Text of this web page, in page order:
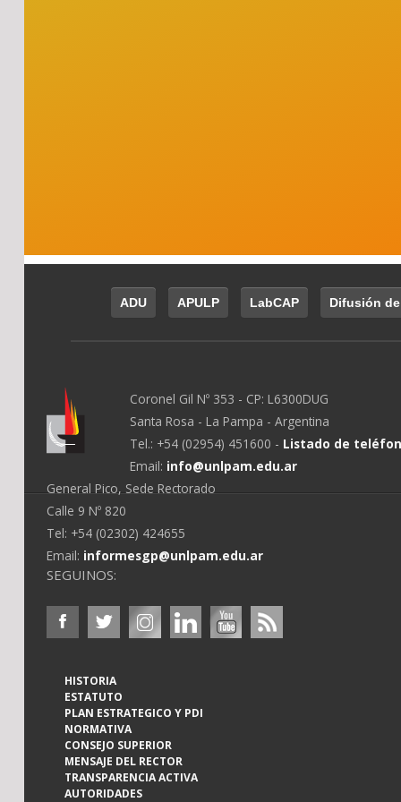
ADU APULP LabCAP Difusión
Coronel Gil Nº 353 - CP: L6300DUG
Santa Rosa - La Pampa - Argentina
Tel.: +54 (02954) 451600 - Listado de
Email: info@unlpam.edu.ar
General Pico, Sede Rectorado
Calle 9 Nº 820
Tel: +54 (02302) 424655
Email: informesgp@unlpam.edu.ar
SEGUINOS:
HISTORIA
ESTATUTO
PLAN ESTRATEGICO Y PDI
NORMATIVA
CONSEJO SUPERIOR
MENSAJE DEL RECTOR
TRANSPARENCIA ACTIVA
AUTORIDADES